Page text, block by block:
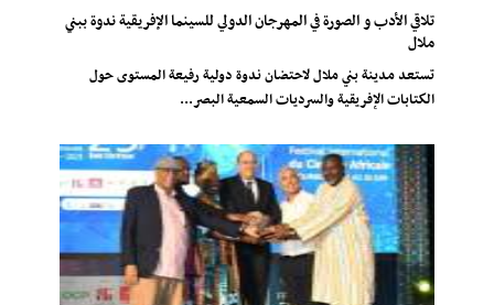
تلاقي الأدب و الصورة في المهرجان الدولي للسينما الإفريقية ندوة ببني
ملال
تستعد مدينة بني ملال لاحتضان ندوة دولية رفيعة المستوى حول
الكتابات الإفريقية والسرديات السمعية البصر...